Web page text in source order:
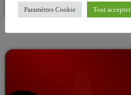
MUSIC NON-STOP
00:00 - 08:00
Paramètres Cookie Tout accepter